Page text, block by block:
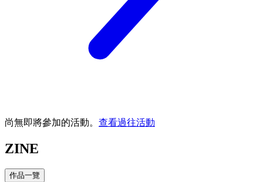
尚無即將參加的活動。 查看過往活動
ZINE
作品一覽